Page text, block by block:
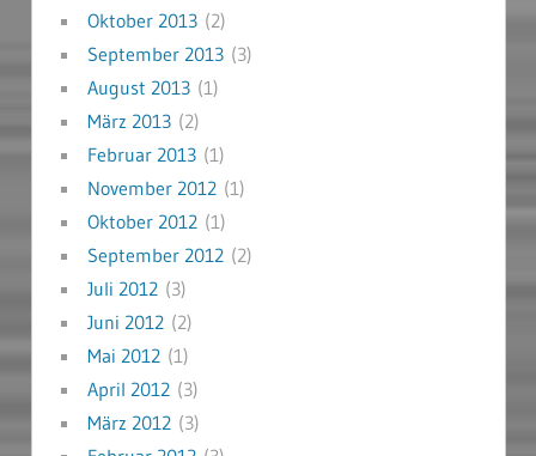
Oktober 2013(2)
September 2013(3)
August 2013(1)
März 2013(2)
Februar 2013(1)
November 2012(1)
Oktober 2012(1)
September 2012(2)
Juli 2012(3)
Juni 2012(2)
Mai 2012(1)
April 2012(3)
März 2012(3)